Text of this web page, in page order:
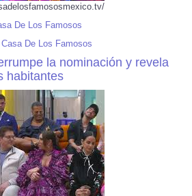
De Los Famosos
Casa De Los Famosos
la nominación y revela
habitantes